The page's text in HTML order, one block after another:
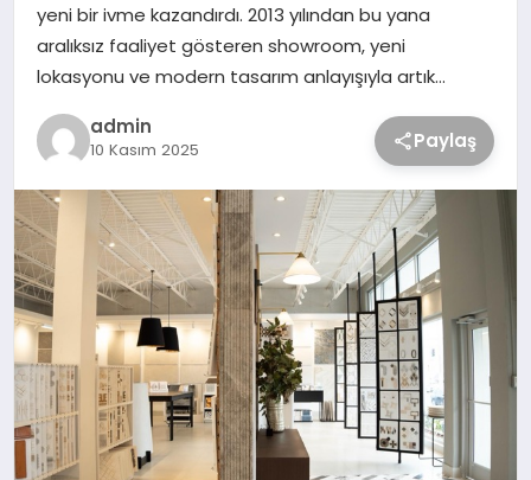
yeni bir ivme kazandırdı. 2013 yılından bu yana
aralıksız faaliyet gösteren showroom, yeni
lokasyonu ve modern tasarım anlayışıyla artık…
admin
10 Kasım 2025 Paylaş